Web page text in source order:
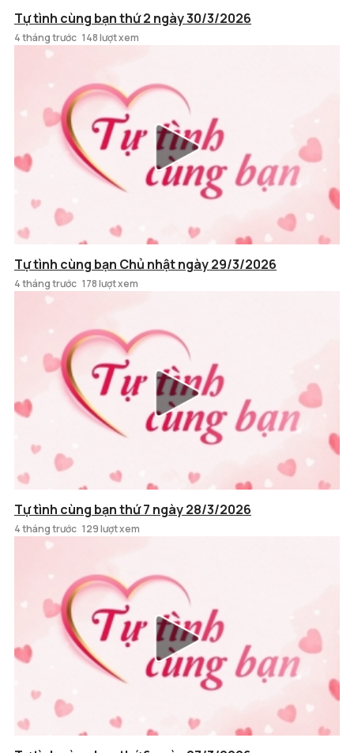
Tự tình cùng bạn thứ 2 ngày 30/3/2026
4 tháng trước 148 lượt xem
Tự tình cùng bạn Chủ nhật ngày 29/3/2026
4 tháng trước 178 lượt xem
Tự tình cùng bạn thứ 7 ngày 28/3/2026
4 tháng trước 129 lượt xem